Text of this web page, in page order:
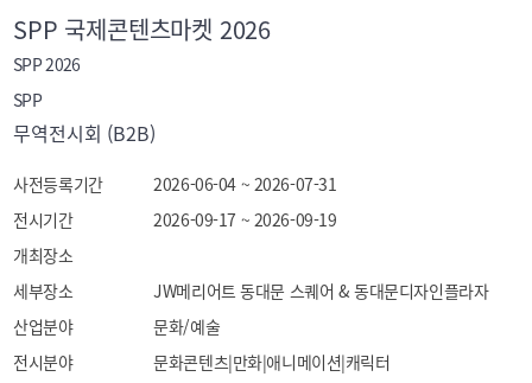
SPP 국제콘텐츠마켓 2026
SPP 2026
SPP
무역전시회 (B2B)
사전등록기간
2026-06-04 ~ 2026-07-31
전시기간
2026-09-17 ~ 2026-09-19
개최장소
세부장소
JW메리어트 동대문 스퀘어 & 동대문디자인플라자
산업분야
문화/예술
전시분야
문화콘텐츠|만화|애니메이션|캐릭터